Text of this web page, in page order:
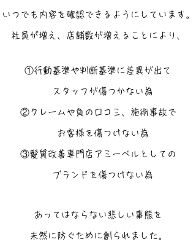
いつでも内容を確認できるようにしています。
社員が増え、店舗数が増えることにより、
①行動基準や判断基準に差異が出て
スタッフが傷つかない為
②クレームや負の口コミ、施術事故で
お客様を傷つけない為
③髪質改善専門店アミーベルとしての
ブランドを傷つけない為
あってはならない悲しい事態を
未然に防ぐために創られました。